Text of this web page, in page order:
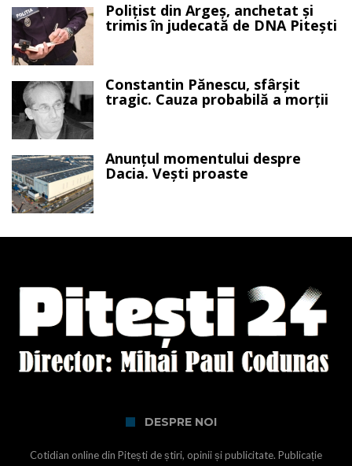
Polițist din Argeș, anchetat și
trimis în judecată de DNA Pitești
Constantin Pănescu, sfârșit
tragic. Cauza probabilă a morții
Anunțul momentului despre
Dacia. Vești proaste
DESPRE NOI
Cotidian online din Pitești de știri, opinii și publicitate. Publicație